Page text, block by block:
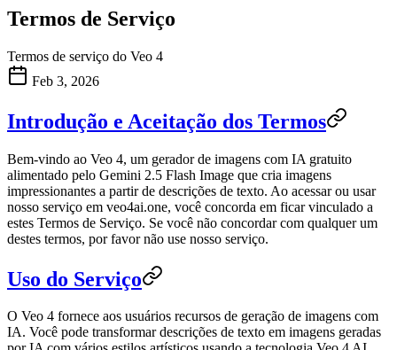
Termos de Serviço
Termos de serviço do Veo 4
Feb 3, 2026
Introdução e Aceitação dos Termos
Bem-vindo ao Veo 4, um gerador de imagens com IA gratuito
alimentado pelo Gemini 2.5 Flash Image que cria imagens
impressionantes a partir de descrições de texto. Ao acessar ou usar
nosso serviço em veo4ai.one, você concorda em ficar vinculado a
estes Termos de Serviço. Se você não concordar com qualquer um
destes termos, por favor não use nosso serviço.
Uso do Serviço
O Veo 4 fornece aos usuários recursos de geração de imagens com
IA. Você pode transformar descrições de texto em imagens geradas